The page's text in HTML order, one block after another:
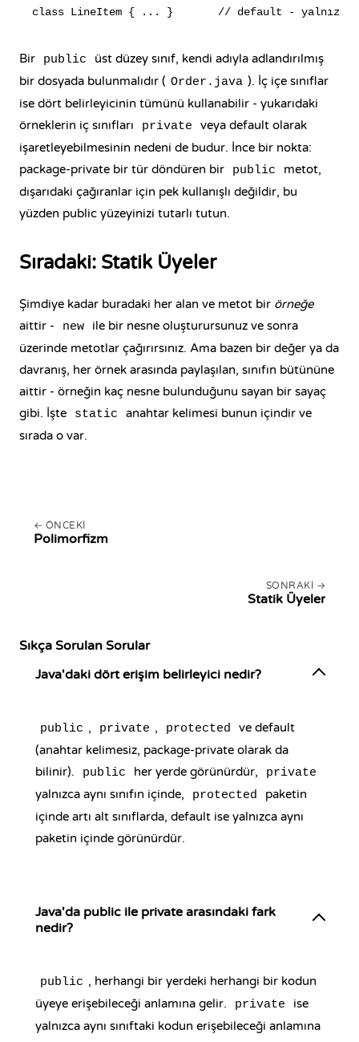
Bir public
üst düzey sınıf, kendi adıyla adlandırılmış
bir dosyada bulunmalıdır ( Order.java ). İç içe sınıflar
ise dört belirleyicinin tümünü kullanabilir - yukarıdaki
örneklerin iç sınıfları
private
veya default olarak
işaretleyebilmesinin nedeni de budur. İnce bir nokta:
package-private bir tür döndüren bir
public
metot,
dışarıdaki çağıranlar için pek kullanışlı değildir, bu
yüzden public yüzeyinizi tutarlı tutun.
Sıradaki: Statik Üyeler
Şimdiye kadar buradaki her alan ve metot bir örneğe
aittir -
new
ile bir nesne oluşturursunuz ve sonra
üzerinde metotlar çağırırsınız. Ama bazen bir değer ya da
davranış, her örnek arasında paylaşılan, sınıfın bütününe
aittir - örneğin kaç nesne bulunduğunu sayan bir sayaç
gibi. İşte
static
anahtar kelimesi bunun içindir ve
sırada o var.
ÖNCEKI
Polimorfizm
SONRAKI
Statik Üyeler
Sıkça Sorulan Sorular
Java'daki dört erişim belirleyici nedir?
public , private , protected
ve default
(anahtar kelimesiz, package-private olarak da
bilinir).
public her yerde görünürdür, private
yalnızca aynı sınıfın içinde, protected
paketin
içinde artı alt sınıflarda, default ise yalnızca aynı
paketin içinde görünürdür.
Java'da public ile private arasındaki fark
nedir?
public , herhangi bir yerdeki herhangi bir kodun
üyeye erişebileceği anlamına gelir.
private
ise
yalnızca aynı sınıftaki kodun erişebileceği anlamına